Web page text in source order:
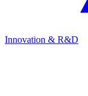
Innovation & R&D